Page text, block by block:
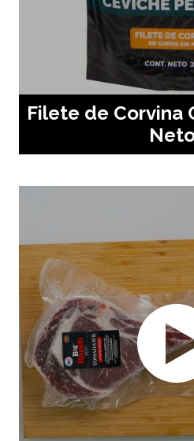
Filete de Corvina